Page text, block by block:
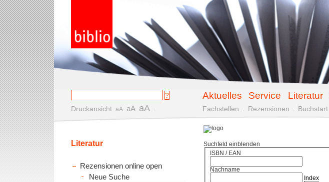
Aktuelles Service Literatur
Druckansicht aA aA aA Fachstellen Rezensionen Buchstart
Suchfeld einblenden
ISBN / EAN
Nachname
Index
Literatur
Rezensionen online open
Neue Suche